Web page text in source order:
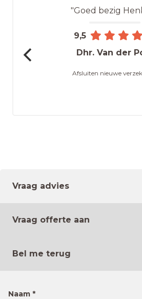
"Goed bezig
9,5
Dhr. Van der
Afsluiten nieuwe
Vraag advies
Vraag offerte aan
Bel me terug
Naam *